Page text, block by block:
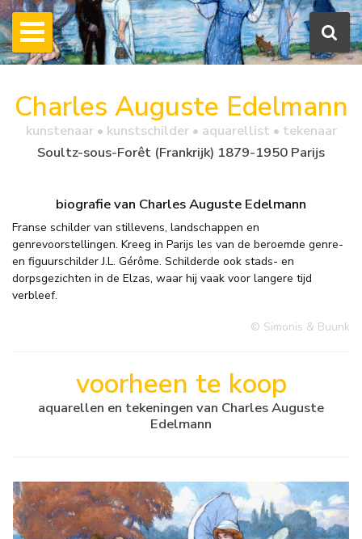
Charles Auguste Edelmann
kunstenaar • kunstschilder • aquarellist • tekenaar
Soultz-sous-Forêt (Frankrijk) 1879-1950 Parijs
biografie van Charles Auguste Edelmann
Franse schilder van stillevens, landschappen en
genrevoorstellingen. Kreeg in Parijs les van de beroemde genre-
en figuurschilder J.L. Gérôme. Schilderde ook stads- en
dorpsgezichten in de Elzas, waar hij vaak voor langere tijd
verbleef.
© Simonis & Buunk
voorheen te koop
aquarellen en tekeningen van Charles Auguste
Edelmann